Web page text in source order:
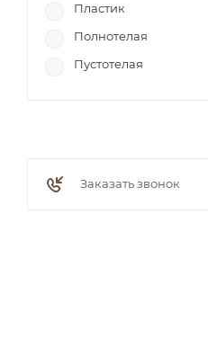
Пластик
Полнотелая
Пустотелая
Заказать звонок